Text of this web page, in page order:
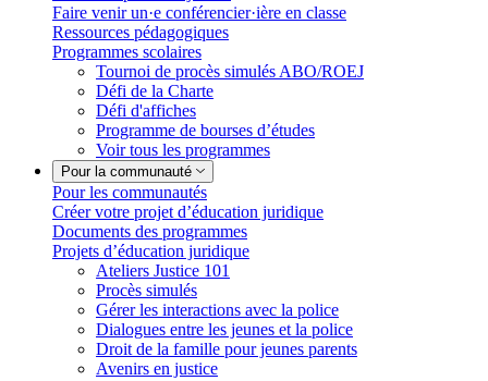
Faire venir un·e conférencier·ière en classe
Ressources pédagogiques
Programmes scolaires
Tournoi de procès simulés ABO/ROEJ
Défi de la Charte
Défi d'affiches
Programme de bourses d’études
Voir tous les programmes
Pour la communauté
Pour les communautés
Créer votre projet d’éducation juridique
Documents des programmes
Projets d’éducation juridique
Ateliers Justice 101
Procès simulés
Gérer les interactions avec la police
Dialogues entre les jeunes et la police
Droit de la famille pour jeunes parents
Avenirs en justice